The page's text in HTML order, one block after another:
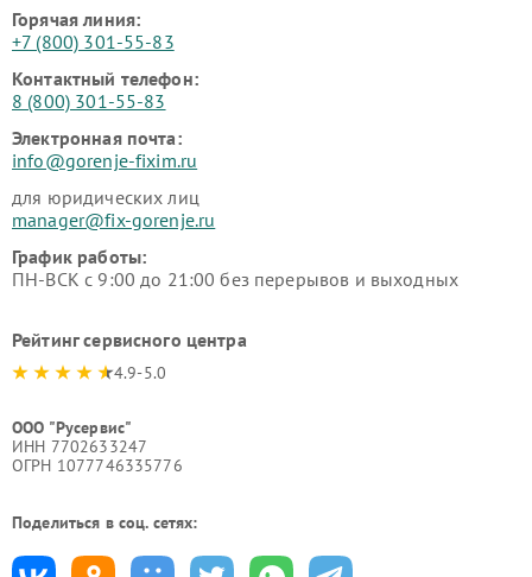
Горячая линия:
+7 (800) 301-55-83
Контактный телефон:
8 (800) 301-55-83
Электронная почта:
info@gorenje-fixim.ru
для юридических лиц
manager@fix-gorenje.ru
График работы:
ПН-ВСК с 9:00 до 21:00 без перерывов и выходных
Рейтинг сервисного центра
4.9-5.0
ООО "Русервис"
ИНН 7702633247
ОГРН 1077746335776
Поделиться в соц. сетях: